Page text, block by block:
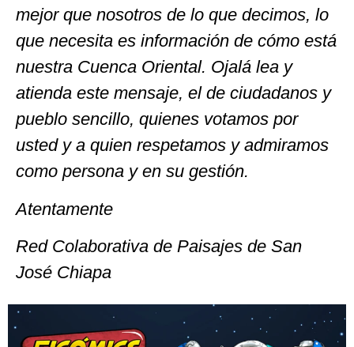
mejor que nosotros de lo que decimos, lo
que necesita es información de cómo está
nuestra Cuenca Oriental. Ojalá lea y
atienda este mensaje, el de ciudadanos y
pueblo sencillo, quienes votamos por
usted y a quien respetamos y admiramos
como persona y en su gestión.
Atentamente
Red Colaborativa de Paisajes de San
José Chiapa